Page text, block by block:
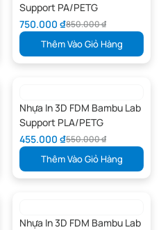
Support PA/PETG
850.000₫
750.000 ₫
Thêm Vào Giỏ Hàng
Nhựa In 3D FDM Bambu Lab
Support PLA/PETG
550.000₫
455.000 ₫
Thêm Vào Giỏ Hàng
Nhựa In 3D FDM Bambu Lab